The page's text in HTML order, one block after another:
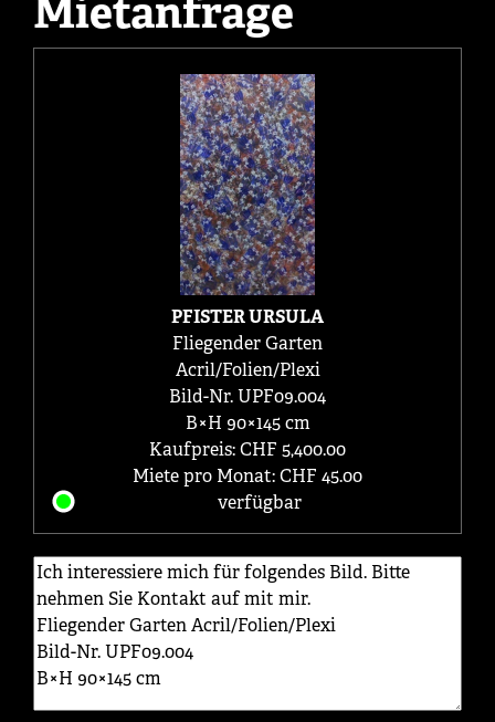
PFISTER URSULA
Fliegender Garten
Acril/Folien/Plexi
Bild-Nr. UPF09.004
B×H 90×145 cm
Kaufpreis: CHF 5,400.00
Miete pro Monat: CHF 45.00
verfügbar